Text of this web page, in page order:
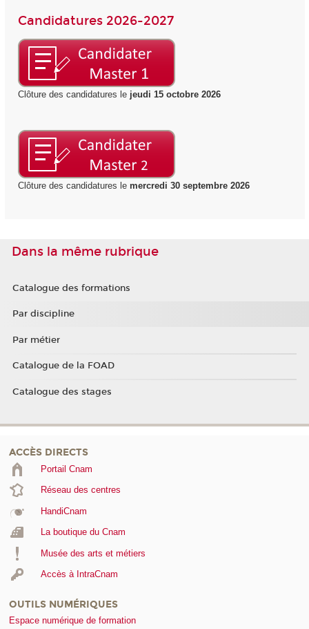
Candidatures 2026-2027
Clôture des candidatures le jeudi 15 octobre 2026
Clôture des candidatures le mercredi 30 septembre 2026
Dans la même rubrique
Catalogue des formations
Par discipline
Par métier
Catalogue de la FOAD
Catalogue des stages
ACCÈS DIRECTS
Portail Cnam
Réseau des centres
HandiCnam
La boutique du Cnam
Musée des arts et métiers
Accès à IntraCnam
OUTILS NUMÉRIQUES
Espace numérique de formation